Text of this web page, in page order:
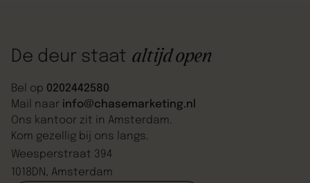
De deur staat altijd open
Bel op 0202442580
Mail naar info@chasemarketing.nl
Ons kantoor zit in Amsterdam.
Kom gezellig bij ons langs.
Weesperstraat 394
1018DN, Amsterdam